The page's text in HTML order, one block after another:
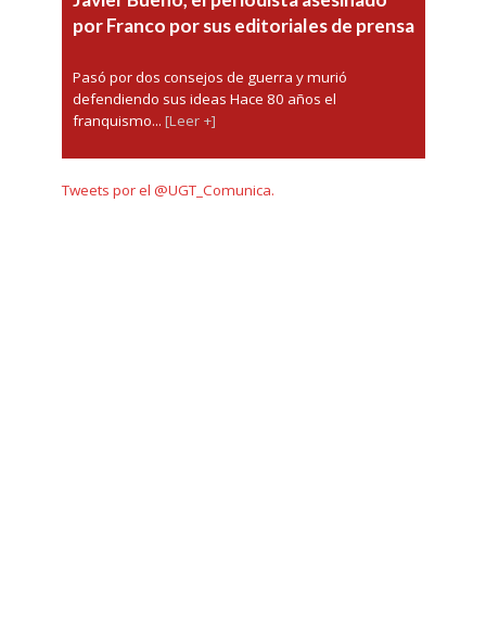
por Franco por sus editoriales de prensa
Pasó por dos consejos de guerra y murió
defendiendo sus ideas Hace 80 años el
franquismo... [Leer +]
Tweets por el @UGT_Comunica.